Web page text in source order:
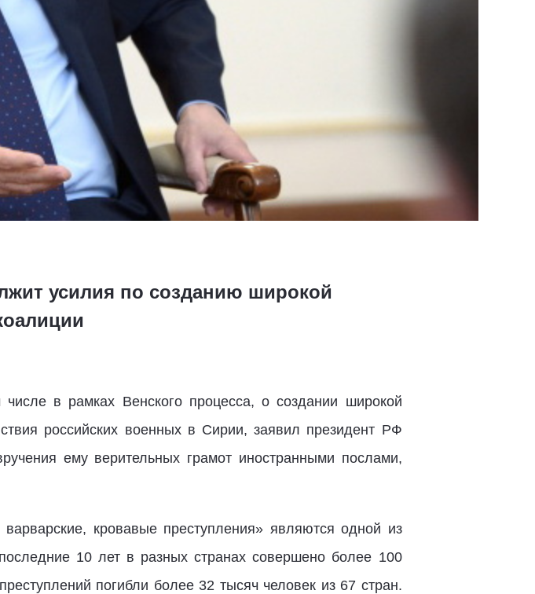
усилия по созданию широкой
в рамках Венского процесса, о создании широкой
российских военных в Сирии, заявил президент РФ
ему верительных грамот иностранными послами,
кровавые преступления» являются одной из
10 лет в разных странах совершено более 100
погибли более 32 тысяч человек из 67 стран.